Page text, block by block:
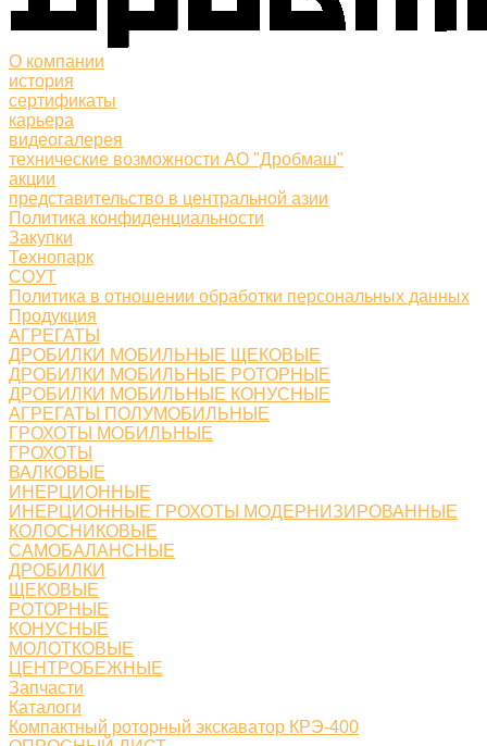
О компании
история
сертификаты
карьера
видеогалерея
технические возможности АО "Дробмаш"
акции
представительство в центральной азии
Политика конфиденциальности
Закупки
Технопарк
СОУТ
Политика в отношении обработки персональных данных
Продукция
АГРЕГАТЫ
ДРОБИЛКИ МОБИЛЬНЫЕ ЩЕКОВЫЕ
ДРОБИЛКИ МОБИЛЬНЫЕ РОТОРНЫЕ
ДРОБИЛКИ МОБИЛЬНЫЕ КОНУСНЫЕ
АГРЕГАТЫ ПОЛУМОБИЛЬНЫЕ
ГРОХОТЫ МОБИЛЬНЫЕ
ГРОХОТЫ
ВАЛКОВЫЕ
ИНЕРЦИОННЫЕ
ИНЕРЦИОННЫЕ ГРОХОТЫ МОДЕРНИЗИРОВАННЫЕ
КОЛОСНИКОВЫЕ
САМОБАЛАНСНЫЕ
ДРОБИЛКИ
ЩЕКОВЫЕ
РОТОРНЫЕ
КОНУСНЫЕ
МОЛОТКОВЫЕ
ЦЕНТРОБЕЖНЫЕ
Запчасти
Каталоги
Компактный роторный экскаватор КРЭ-400